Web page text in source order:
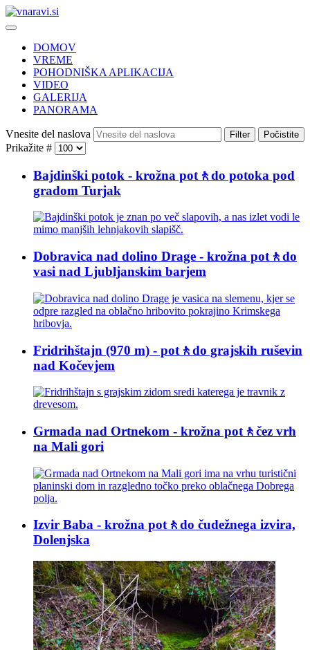
DOMOV
VREME
POHODNIŠKA APLIKACIJA
VIDEO
GALERIJA
PANORAMA
Vnesite del naslova Filter Počistite
Prikažite #
Bajdinški potok - krožna pot🚶do potoka pod
gradom Turjak
Dobravica nad dolino Drage - krožna pot🚶do
vasi nad Ljubljanskim barjem
Fridrihštajn (970 m) - pot🚶do grajskih ruševin
nad Kočevjem
Grmada nad Ortnekom - krožna pot🚶čez vrh
na Mali gori
Izvir Baba - krožna pot🚶do čudežnega izvira,
Dolenjska